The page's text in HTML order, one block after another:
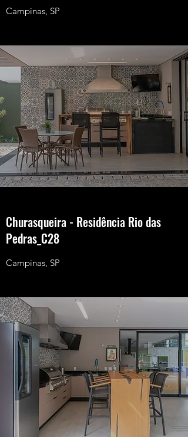
Churasqueira - Residência Rio das
Pedras_C28
Campinas, SP
Campinas, SP